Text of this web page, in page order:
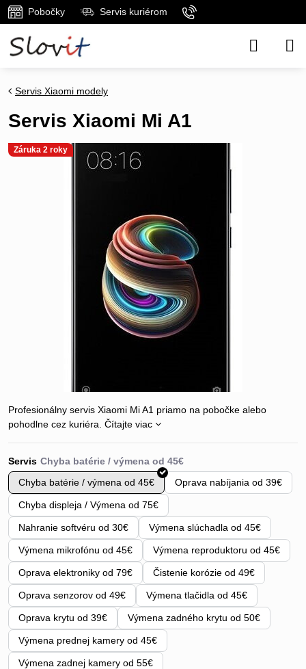
Pobočky Servis kuriérom
Záruka 2 roky
Servis Xiaomi modely
Servis Xiaomi Mi A1
Profesionálny servis Xiaomi Mi A1 priamo na pobočke alebo
pohodlne cez kuriéra. Čítajte viac
Servis
Chyba batérie / výmena od 45€
Oprava nabíjania od 39€
Chyba displeja / Výmena od 75€
Nahranie softvéru od 30€ Výmena slúchadla od 45€
Výmena mikrofónu od 45€ Výmena reproduktoru od 45€
Oprava elektroniky od 79€ Čistenie korózie od 49€
Oprava senzorov od 49€ Výmena tlačidla od 45€
Oprava krytu od 39€ Výmena zadného krytu od 50€
Výmena prednej kamery od 45€
Výmena zadnej kamery od 55€